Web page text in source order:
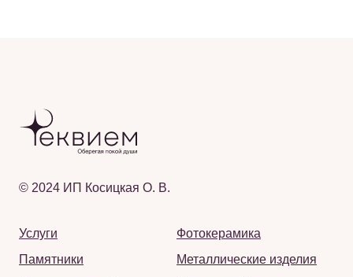
© 2024 ИП Косицкая О. В.
Услуги
Памятники
Фотокерамика
Металлические изделия